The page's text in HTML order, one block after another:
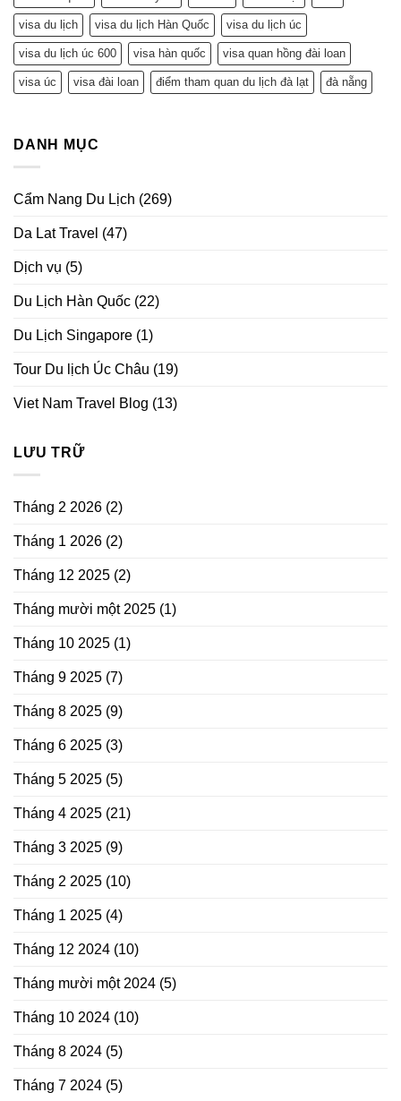
visa du lịch visa du lịch Hàn Quốc visa du lịch úc
visa du lịch úc 600 visa hàn quốc visa quan hồng đài loan
visa úc visa đài loan điểm tham quan du lịch đà lạt đà nẵng
DANH MỤC
Cẩm Nang Du Lịch (269)
Da Lat Travel (47)
Dịch vụ (5)
Du Lịch Hàn Quốc (22)
Du Lịch Singapore (1)
Tour Du lịch Úc Châu (19)
Viet Nam Travel Blog (13)
LƯU TRỮ
Tháng 2 2026 (2)
Tháng 1 2026 (2)
Tháng 12 2025 (2)
Tháng mười một 2025 (1)
Tháng 10 2025 (1)
Tháng 9 2025 (7)
Tháng 8 2025 (9)
Tháng 6 2025 (3)
Tháng 5 2025 (5)
Tháng 4 2025 (21)
Tháng 3 2025 (9)
Tháng 2 2025 (10)
Tháng 1 2025 (4)
Tháng 12 2024 (10)
Tháng mười một 2024 (5)
Tháng 10 2024 (10)
Tháng 8 2024 (5)
Tháng 7 2024 (5)